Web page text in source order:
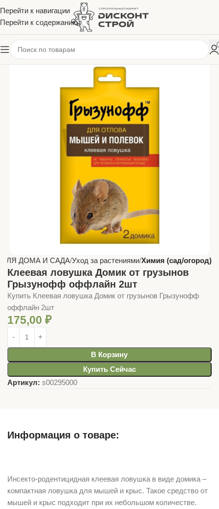
Перейти к навигации
Перейти к содержанию
ДОМА И САДА Уход за растениями Химия (сад/огород)
Клеевая ловушка Домик от грузынов
Грызунофф оффлайн 2шт
Купить Клеевая ловушка Домик от грузынов Грызунофф
оффлайн 2шт
175,00 ₽
В Корзину
Купить Сейчас
Артикул: s00295000
Информация о товаре:
Инсекто-родентицидная клеевая ловушка в виде домика –
компактная ловушка для мышей и крыс. Такое средство от
мышей и крыс подходит при их небольшом количестве.